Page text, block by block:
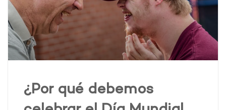
¿Por qué debemos